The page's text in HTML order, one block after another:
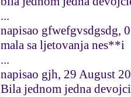
...
napisao gfwefgvsdgsdg,
mala sa ljetovanja nes**i
...
napisao gjh, 29 August
Bila jednom jedna